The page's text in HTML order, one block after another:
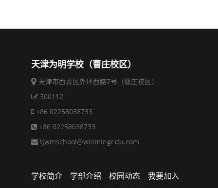
天津为明学校（曹庄校区）
天津市西青区外环西路7号（曹庄校区）
300112
+86 02258038733
+86 02258038733
tjwmschool@weimingedu.com
学校简介 学部介绍 校园动态 我要加入